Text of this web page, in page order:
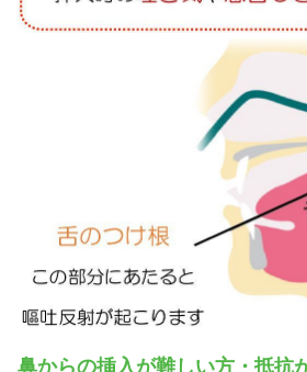
鼻からの挿入が難しい方・抵抗